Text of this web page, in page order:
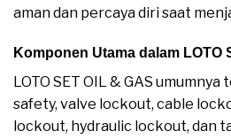
aman dan percaya diri saat
Komponen Utama dalam LOTO
LOTO SET OIL & GAS
safety, valve lockout, cable
lockout, hydraulic lockout, dan